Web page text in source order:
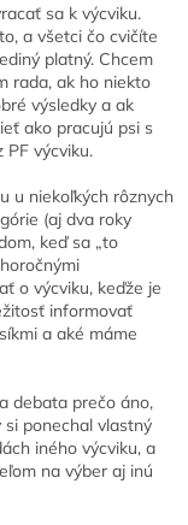
sa k výcviku.
a všetci čo cvičíte
platný. Chcem
rada, ak ho niekto
výsledky a ak
ako pracujú psi s
PF výcviku.
u niekoľkých rôznych
(aj dva roky
keď sa „to
o výcviku, keďže je
informovať
a aké máme
debata prečo áno,
si ponechal vlastný
iného výcviku, a
na výber aj inú